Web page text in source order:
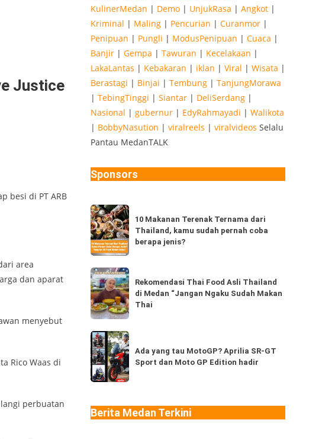
Justice
besi di PT ARB
area
dan aparat
menyebut
Rico Waas di
perbuatan
KulinerMedan | Demo| UnjukRasa | Angkot|
Kriminal | Maling| Pencurian | Curanmor|
Penipuan | Pungli | ModusPenipuan | Cuaca |
Banjir| Gempa | Tawuran | Kecelakaan |
LakaLantas | Kebakaran | iklan | Viral | Wisata |
Berastagi | Binjai | Tembung| TanjungMorawa
| TebingTinggi | Siantar| DeliSerdang|
Nasional | gubernur| EdyRahmayadi | Walikota
| BobbyNasution | viralreels | viralvideos Selalu
Pantau MedanTALK
Sponsors
10
Makanan
Terenak
Ternama
dari
Thailand,
kamu
sudah
coba
berapa
jenis?
10 Makanan Terenak Ternama dari
Thailand, kamu sudah pernah coba
berapa jenis?
Rekomendasi
Thai
Food
Asli
Thailand
di
Medan
“Jangan
Sudah
Makan
Rekomendasi Thai Food Asli Thailand
di Medan “Jangan Ngaku Sudah Makan
Thai
Ada
yang
tau
MotoGP?
SR-
GT
Ada yang tau MotoGP? Aprilia SR-GT
Sport dan Moto GP Edition hadir
Berita Medan Terkini